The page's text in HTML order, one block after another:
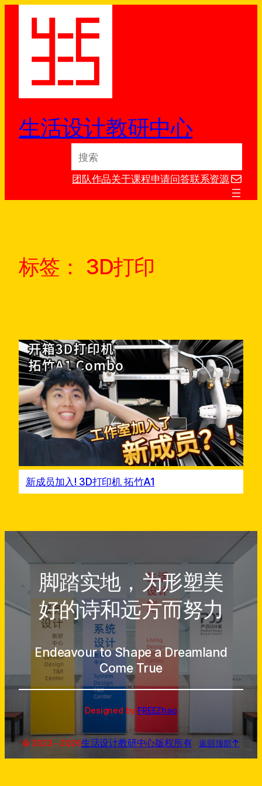
生活设计教研中心
a团队作品关于课程申请问答联系资源电子邮件
标签： 3D打印
新成员加入! 3D打印机 拓竹A1
脚踏实地，为形塑美
好的诗和远方而努力
Endeavour to Shape a Dreamland
Come True
Designed by FREEZhao
© 2023～2026生活设计教研中心版权所有 返回顶部↑